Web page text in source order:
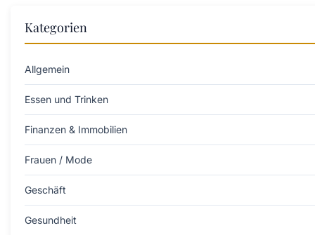
Kategorien
Allgemein
Essen und Trinken
Finanzen & Immobilien
Frauen / Mode
Geschäft
Gesundheit